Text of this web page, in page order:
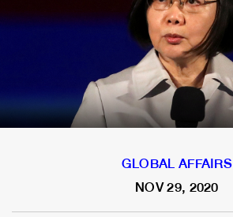
GLOBAL AFFAIRS
NOV 29, 2020